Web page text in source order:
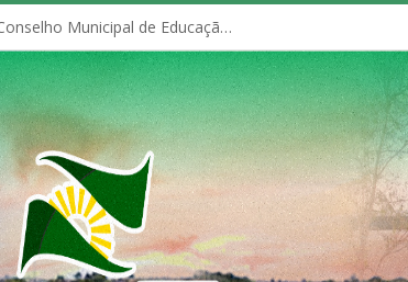
Políticas Municipais aprovadas pelo Conselho Municipal de Educação (CME)